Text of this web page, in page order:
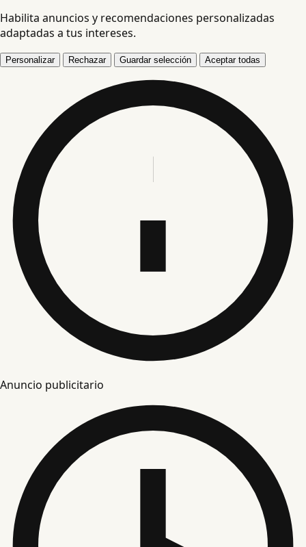
Habilita anuncios y recomendaciones personalizadas
adaptadas a tus intereses.
Personalizar Rechazar Guardar selección Aceptar todas
Anuncio publicitario